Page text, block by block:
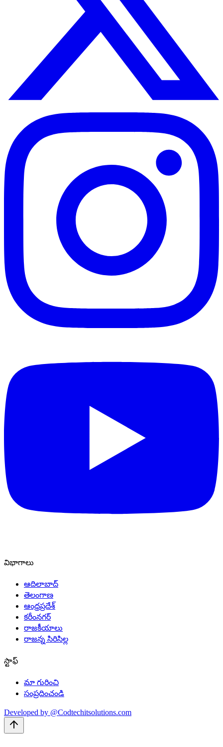
విభాగాలు
ఆదిలాబాద్
తెలంగాణ
ఆంధ్రప్రదేశ్
కరీంనగర్
రాజకీయాలు
రాజన్న సిరిసిల్ల
స్టాఫ్
మా గురించి
సంప్రదించండి
Developed by @Codtechitsolutions.com